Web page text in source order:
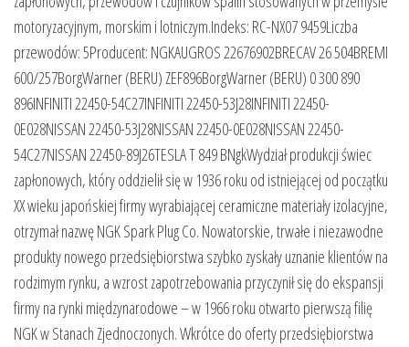
motoryzacyjnym, morskim i lotniczym.Indeks: RC-NX07 9459Liczba
przewodów: 5Producent: NGKAUGROS 22676902BRECAV 26 504BREMI
600/257BorgWarner (BERU) ZEF896BorgWarner (BERU) 0 300 890
896INFINITI 22450-54C27INFINITI 22450-53J28INFINITI 22450-
0E028NISSAN 22450-53J28NISSAN 22450-0E028NISSAN 22450-
54C27NISSAN 22450-89J26TESLA T 849 BNgkWydział produkcji świec
zapłonowych, który oddzielił się w 1936 roku od istniejącej od początku
XX wieku japońskiej firmy wyrabiającej ceramiczne materiały izolacyjne,
otrzymał nazwę NGK Spark Plug Co. Nowatorskie, trwałe i niezawodne
produkty nowego przedsiębiorstwa szybko zyskały uznanie klientów na
rodzimym rynku, a wzrost zapotrzebowania przyczynił się do ekspansji
firmy na rynki międzynarodowe – w 1966 roku otwarto pierwszą filię
NGK w Stanach Zjednoczonych. Wkrótce do oferty przedsiębiorstwa